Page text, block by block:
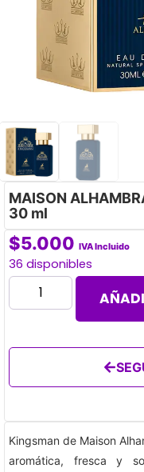
MAISON
30 ml
$5.000 IVA Incluido
36 disponibles
Kingsman de Maison
aromática, fresca y